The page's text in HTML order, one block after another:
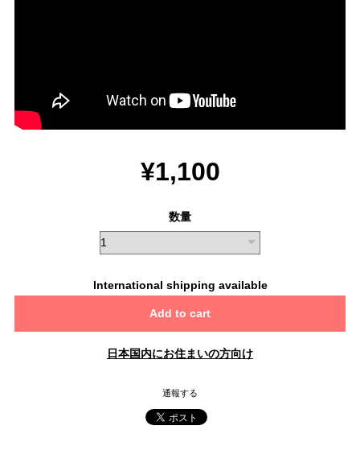
¥1,100
数量
International shipping available
Add to cart
日本国内にお住まいの方向け
通報する